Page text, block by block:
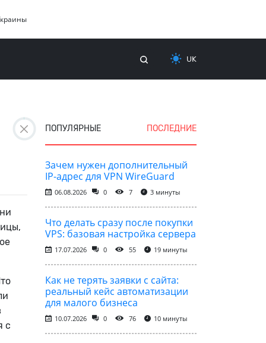
UK
с
ПОПУЛЯРНЫЕ ПОСЛЕДНИЕ
Зачем нужен дополнительный
IP-адрес для VPN WireGuard
06.08.2026 0 7 3 минуты
Что делать сразу после покупки
VPS: базовая настройка сервера
17.07.2026 0 55 19 минуты
Как не терять заявки с сайта:
реальный кейс автоматизации
для малого бизнеса
10.07.2026 0 76 10 минуты